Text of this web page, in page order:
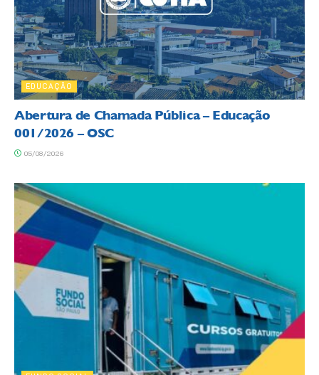
EDUCAÇÃO
Abertura de Chamada Pública – Educação
001/2026 – OSC
05/08/2026